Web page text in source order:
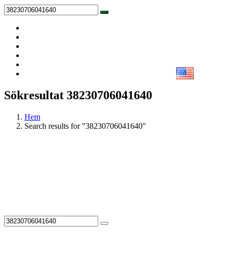
Sökresultat 38230706041640
Hem
Search results for "38230706041640"